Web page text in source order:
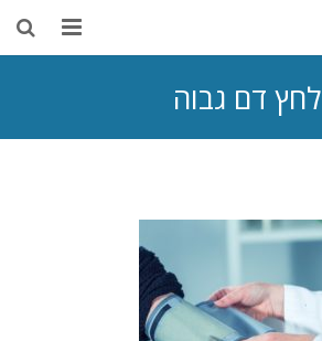
לחץ דם גבוה